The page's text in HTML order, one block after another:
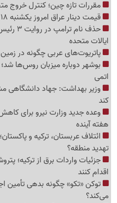
مقررات تازه چین؛ کنترل خروج
قیمت دینار عراق امروز یکشنبه 18 مرداد 1405
حذف
ایالات متحده
پاتریوت‌های عربی چگونه در زمین
بوشهر دوباره میزبان روس‌ها
اتمی
وزیر بهداشت: جهاد دانشگاهی
کند
وعده جدید وزارت نیرو برای
هفته آینده
ائتلاف عربستان، ترکیه و
تهدید منطقه؟
جزئیات واردات برق از ترکیه؛
اقدام کنند
توکن «تکو» چگونه بدهی تأمین
می‌کند؟